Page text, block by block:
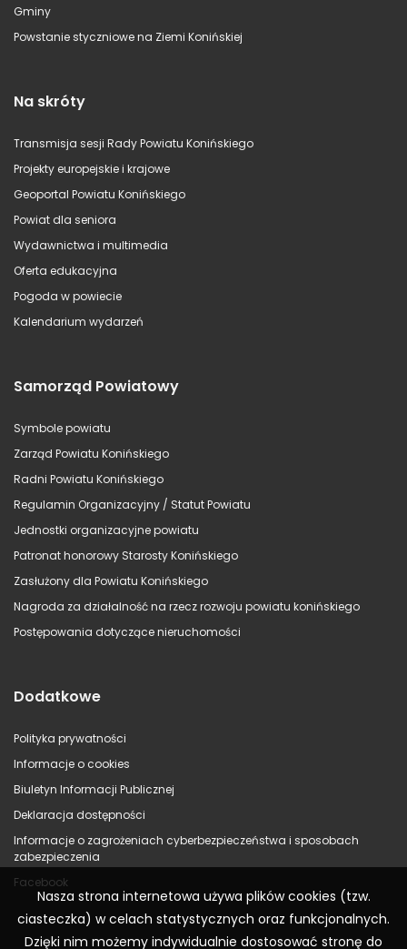
Gminy
Powstanie styczniowe na Ziemi Konińskiej
Na skróty
Transmisja sesji Rady Powiatu Konińskiego
Projekty europejskie i krajowe
Geoportal Powiatu Konińskiego
Powiat dla seniora
Wydawnictwa i multimedia
Oferta edukacyjna
Pogoda w powiecie
Kalendarium wydarzeń
Samorząd Powiatowy
Symbole powiatu
Zarząd Powiatu Konińskiego
Radni Powiatu Konińskiego
Regulamin Organizacyjny / Statut Powiatu
Jednostki organizacyjne powiatu
Patronat honorowy Starosty Konińskiego
Zasłużony dla Powiatu Konińskiego
Nagroda za działalność na rzecz rozwoju powiatu konińskiego
Postępowania dotyczące nieruchomości
Dodatkowe
Polityka prywatności
Informacje o cookies
Biuletyn Informacji Publicznej
Deklaracja dostępności
Informacje o zagrożeniach cyberbezpieczeństwa i sposobach
zabezpieczenia
Facebook
Nasza strona internetowa używa plików cookies (tzw.
ciasteczka) w celach statystycznych oraz funkcjonalnych.
Dzięki nim możemy indywidualnie dostosować stronę do